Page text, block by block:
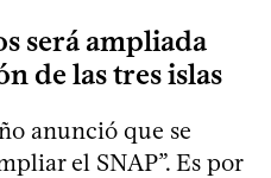
será ampliada
de las tres islas
anunció que se
el SNAP”. Es por